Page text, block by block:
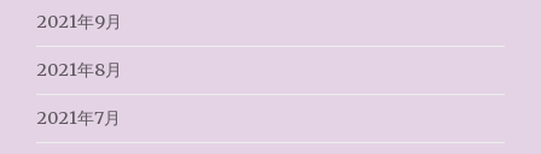
2021年9月
2021年8月
2021年7月